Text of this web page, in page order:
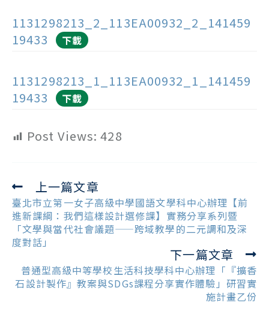
1131298213_2_113EA00932_2_141459
19433
下載
1131298213_1_113EA00932_1_141459
19433
下載
Post Views: 428
Read
more
articles
上一篇文章
臺北市立第一女子高級中學國語文學科中心辦理【前
進新課綱：我們這樣設計選修課】實務分享系列暨
「文學與當代社會議題——跨域教學的二元調和及深
度對話」
下一篇文章
普通型高級中等學校生活科技學科中心辦理「『擴香
石設計製作』教案與SDGs課程分享實作體驗」研習實
施計畫乙份